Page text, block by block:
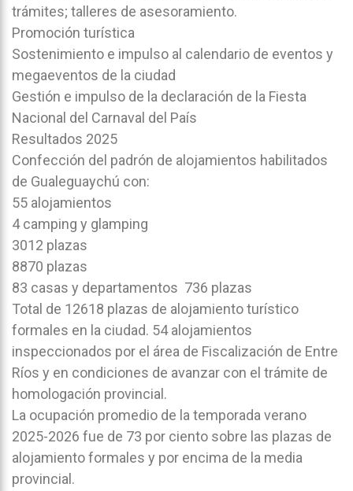
trámites; talleres de asesoramiento.
Promoción turística
Sostenimiento e impulso al calendario de eventos y
megaeventos de la ciudad
Gestión e impulso de la declaración de la Fiesta
Nacional del Carnaval del País
Resultados 2025
Confección del padrón de alojamientos habilitados
de Gualeguaychú con:
55 alojamientos
4 camping y glamping
3012 plazas
8870 plazas
83 casas y departamentos 736 plazas
Total de 12618 plazas de alojamiento turístico
formales en la ciudad. 54 alojamientos
inspeccionados por el área de Fiscalización de Entre
Ríos y en condiciones de avanzar con el trámite de
homologación provincial.
La ocupación promedio de la temporada verano
2025-2026 fue de 73 por ciento sobre las plazas de
alojamiento formales y por encima de la media
provincial.